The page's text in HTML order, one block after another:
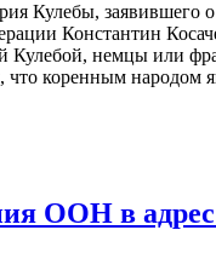
Кулебы, заявившего
Константин
Кулебой, немцы
коренным народом
ООН в